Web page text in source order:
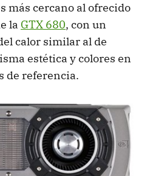
más cercano al ofrecido
la GTX 680, con un
calor similar al de
estética y colores en
de referencia.